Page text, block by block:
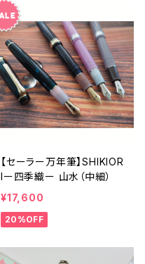
【セーラー万年筆】SHIKIOR
Iー四季織ー 山水（中細）
¥17,600
20%OFF